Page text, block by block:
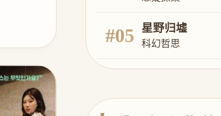
#05 星野归墟
科幻哲思